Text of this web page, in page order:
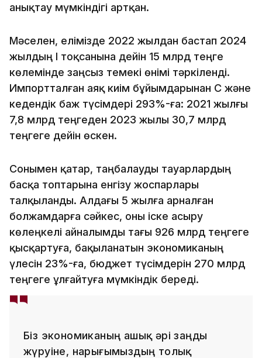
анықтау мүмкіндігі артқан.
Мәселен, елімізде 2022 жылдан бастап 2024
жылдың І тоқсанына дейін 15 млрд теңге
көлемінде заңсыз темекі өнімі тәркіленді.
Импортталған аяқ киім бұйымдарынан ҚҚС және
кедендік баж түсімдері 293%-ға: 2021 жылғы
7,8 млрд теңгеден 2023 жылы 30,7 млрд
теңгеге дейін өскен.
Сонымен қатар, таңбалауды тауарлардың
басқа топтарына енгізу жоспарлары
талқыланды. Алдағы 5 жылға арналған
болжамдарға сәйкес, оны іске асыру
көлеңкелі айналымды тағы 926 млрд теңгеге
қысқартуға, бақыланатын экономиканың
үлесін 23%-ға, бюджет түсімдерін 270 млрд
теңгеге ұлғайтуға мүмкіндік береді.
Біз экономиканың ашық әрі заңды
жүруіне, нарығымыздың толық